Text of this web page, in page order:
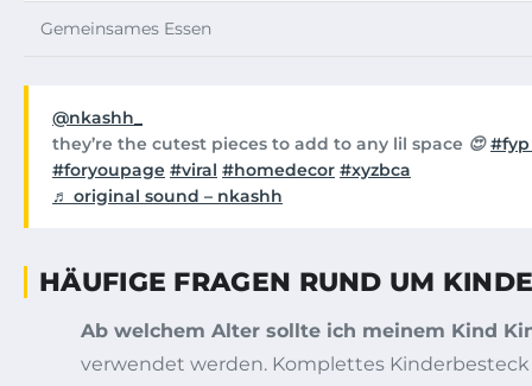
Gemeinsames Essen
@nkashh_
they’re the cutest pieces to add to any lil space 😍#fyp
#foryoupage #viral #homedecor #xyzbca
♬ original sound – nkashh
HÄUFIGE FRAGEN RUND UM
Ab welchem Alter sollte ich meinem Kind
verwendet werden. Komplettes